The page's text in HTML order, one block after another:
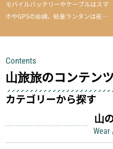
モバイルバッテリーやケーブルはスマ
ホやGPSの命綱、軽量ランタンは夜間
して安全にしてくれます
Contents
山旅旅のコンテン
カテゴリーから探す
山
Wear